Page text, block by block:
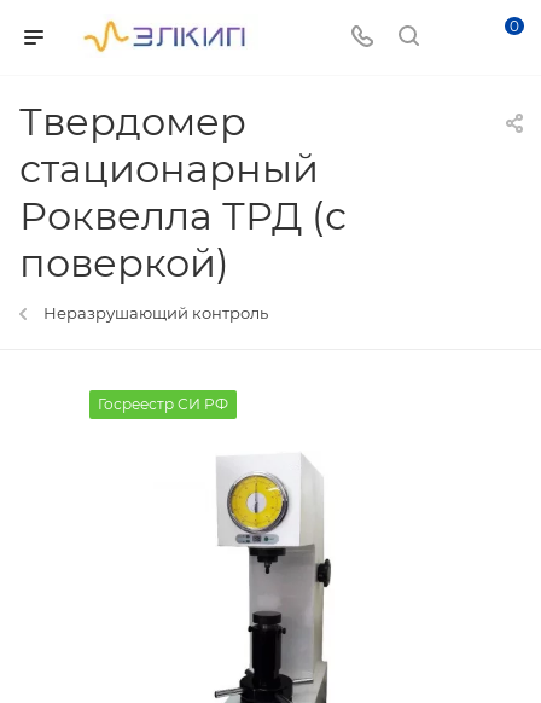
0
Твердомер
стационарный
Роквелла ТРД (с
поверкой)
Неразрушающий контроль
Госреестр СИ РФ